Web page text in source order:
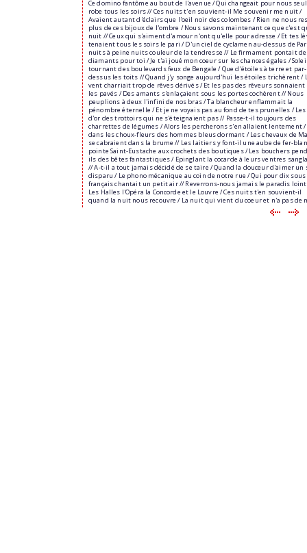
Ce domino fantôme au bout de l'avenue / Qui changeait pour nous
robe tous les soirs // Ces nuits t'en souvient-il Me souvenir me nuit /
Avaient autant d'éclairs que l'oeil noir des colombes / Rien ne nous
plus de ces bijoux de l'ombre / Nous savons maintenant ce que c'est
nuit // Ceux qui s'aiment d'amour n'ont qu'elle pour adresse / Et tes
tenaient tous les soirs le pari / D'un ciel de cyclamen au-dessus de
nuits à peine nuits couleur de la tendresse // Le firmament pontait
diamants pour toi / Je t'ai joué mon coeur sur les chances égales /
tournant des boulevards feux de Bengale / Que d'étoiles à terre et par-
dessus les toits // Quand j'y songe aujourd'hui les étoiles trichèrent /
vent charriait trop de rêves dérivés / Et les pas des rêveurs sonnaient
les pavés / Des amants s'enlaçaient sous les portes cochèrent // Nous
peuplions à deux l'infini de nos bras / Ta blancheur enflammait la
pénombre éternelle / Et je ne voyais pas au fond de tes prunelles /
d'or des trottoirs qui ne s'éteignaient pas // Passe-t-il toujours des
charrettes de légumes / Alors les percherons s'en allaient lentement /
dans les choux-fleurs des hommes bleus dormant / Les chevaux de
se cabraient dans la brume // Les laitiers y font-il une aube de fer-
pointe Saint-Eustache aux crochets des boutiques / Les bouchers
ils des bêtes fantastiques / Epinglant la cocarde à leurs ventres
// A-t-il a tout jamais décidé de se taire / Quand la douceur d'aimer un
disparu / Le phono mécanique au coin de notre rue / Qui pour dix sous
français chantait un petit air // Reverrons-nous jamais le paradis
Les Halles l'Opéra la Concorde et le Louvre / Ces nuits t'en souvient-il
quand la nuit nous recouvre / La nuit qui vient du coeur et n'a pas de